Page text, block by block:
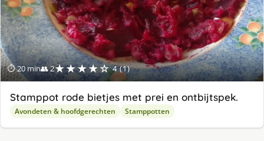
⏱ 20 min👥 2★★★★☆ 4 (1)
Stamppot rode bietjes met prei en ontbijtspek.
Avondeten & hoofdgerechten Stamppotten